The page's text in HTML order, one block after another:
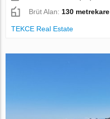
Brüt Alan: 130 metrekare
TEKCE Real Estate